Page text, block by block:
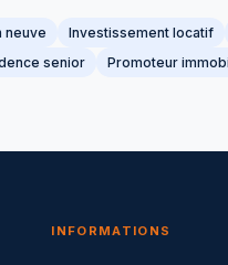
neuve Investissement locatif
senior
Promoteur
INFORMATIONS